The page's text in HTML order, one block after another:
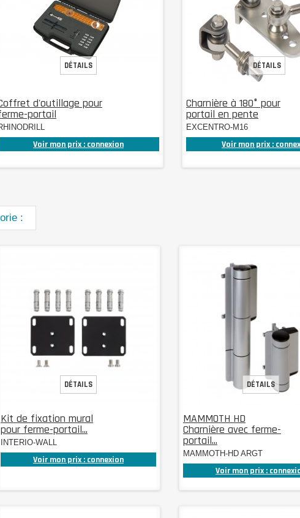
d'outillage pour
portail
Voir mon prix : connexion
DÉTAILS
Charnière à 180° pour
portail en pente
EXCENTRO-M16
Voir mon prix :
DÉTAILS
:
Kit de fixation mural
pour ferme-portail...
INTERIO-WALL
Voir mon prix : connexion
DÉTAILS
MAMMOTH HD
Charnière avec ferme-
portail...
MAMMOTH-HD ARGT
Voir mon prix :
DÉTAILS